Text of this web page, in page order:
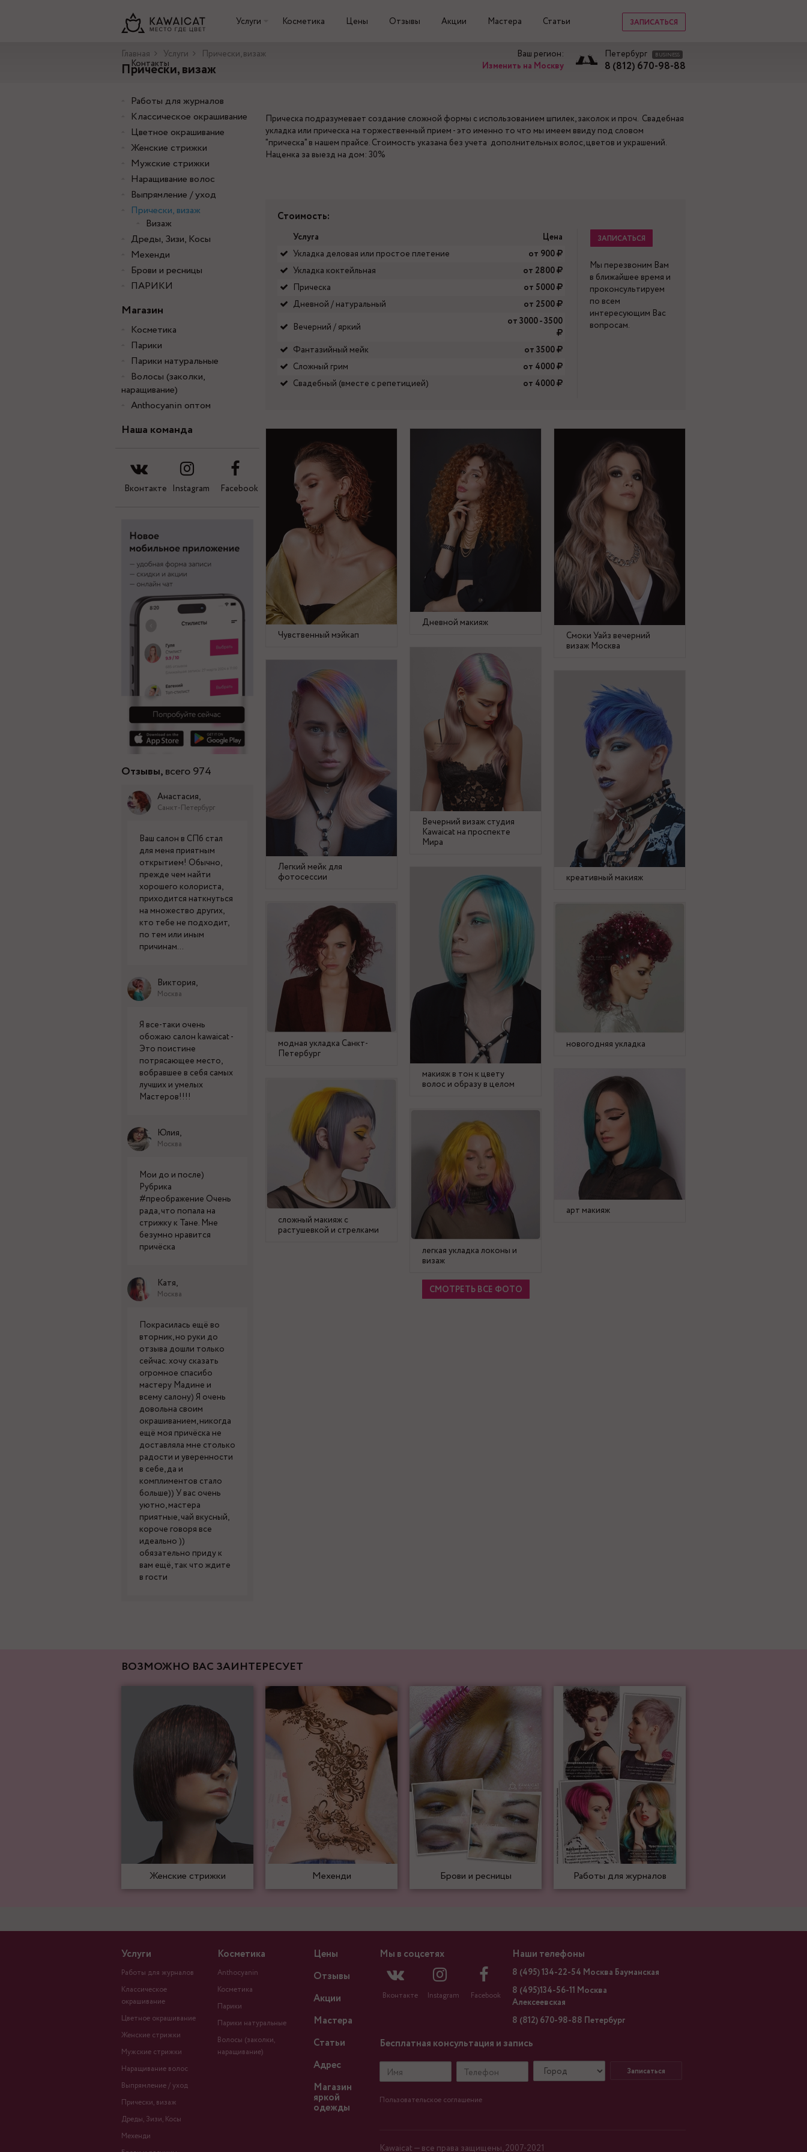
ЗАПИСАТЬСЯ
Услуги Косметика Цены Отзывы Акции Мастера Статьи
Контакты
Ваш регион:
Изменить на Москву
Петербург BUSINESS
8 (812) 670-98-88
Главная Услуги Прически, визаж
Прически, визаж
Работы для журналов
Классическое окрашивание
Цветное окрашивание
Женские стрижки
Мужские стрижки
Наращивание волос
Выпрямление / уход
Прически, визаж
Визаж
Дреды, Зизи, Косы
Мехенди
Брови и ресницы
ПАРИКИ
Магазин
Косметика
Парики
Парики натуральные
Волосы (заколки,
наращивание)
Anthocyanin оптом
Наша команда
Вконтакте Instagram Facebook
Отзывы,всего 974
Анастасия,
Санкт-Петербург
Ваш салон в СПб стал
для меня приятным
открытием! Обычно,
прежде чем найти
хорошего колориста,
приходится наткнуться
на множество других,
кто тебе не подходит,
по тем или иным
причинам...
Виктория,
Москва
Я все-таки очень
обожаю салон kawaicat -
Это поистине
потрясающее место,
вобравшее в себя самых
лучших и умелых
Мастеров!!!!
Юлия,
Москва
Мои до и после)
Рубрика
#преображение Очень
рада, что попала на
стрижку к Тане. Мне
безумно нравится
причёска
Катя,
Москва
Покрасилась ещё во
вторник, но руки до
отзыва дошли только
сейчас. хочу сказать
огромное спасибо
мастеру Мадине и
всему салону) Я очень
довольна своим
окрашиванием, никогда
ещё моя причёска не
доставляла мне столько
радости и уверенности
в себе, да и
комплиментов стало
больше)) У вас очень
уютно, мастера
приятные, чай вкусный,
короче говоря все
идеально ))
обязательно приду к
вам ещё, так что ждите
в гости
Прическа подразумевает создание сложной формы с использованием шпилек, заколок и проч. Свадебная
укладка или прическа на торжественный прием - это именно то что мы имеем ввиду под словом
"прическа" в нашем прайсе. Стоимость указана без учета дополнительных волос, цветов и украшений.
Наценка за выезд на дом: 30%
Стоимость:
Услуга
Цена
Укладка деловая или простое плетение
от 900
Укладка коктейльная
от 2800
Прическа
от 5000
Дневной / натуральный
от 2500
Вечерний / яркий
от 3000 - 3500
Фантазийный мейк
от 3500
Сложный грим
от 4000
Свадебный (вместе с репетицией)
от 4000
ЗАПИСАТЬСЯ
Мы перезвоним Вам
в ближайшее время и
проконсультируем
по всем
интересующим Вас
вопросам.
Чувственный мэйкап
Дневной макияж
Смоки Уайз вечерний
визаж Москва
Вечерний визаж студия
Kawaicat на проспекте
Мира
Легкий мейк для
фотосессии
креативный макияж
макияж в тон к цвету
волос и образу в целом
модная укладка Санкт-
Петербург
новогодняя укладка
арт макияж
сложный макияж с
растушевкой и стрелками
легкая укладка локоны и
визаж
СМОТРЕТЬ ВСЕ ФОТО
ВОЗМОЖНО ВАС ЗАИНТЕРЕСУЕТ
Женские стрижки Мехенди Брови и ресницы Работы для журналов
Услуги
Работы для журналов
Классическое
окрашивание
Цветное окрашивание
Женские стрижки
Мужские стрижки
Наращивание волос
Выпрямление / уход
Прически, визаж
Дреды, Зизи, Косы
Мехенди
Косметика
Anthocyanin
Косметика
Парики
Парики натуральные
Волосы (заколки,
наращивание)
Цены
Отзывы
Акции
Мастера
Статьи
Адрес
Магазин
яркой
одежды
Мы в соцсетях
Вконтакте Instagram Facebook
Наши телефоны
8 (495) 134-22-54 Москва Бауманская
8 (495)134-56-11 Москва
Алексеевская
8 (812) 670-98-88 Петербург
Бесплатная консультация и запись
Имя Телефон Записаться
Пользовательское соглашение
Kawaicat — все права защищены, 2007-2021